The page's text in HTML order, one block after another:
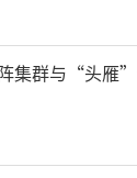
集群与“头雁”